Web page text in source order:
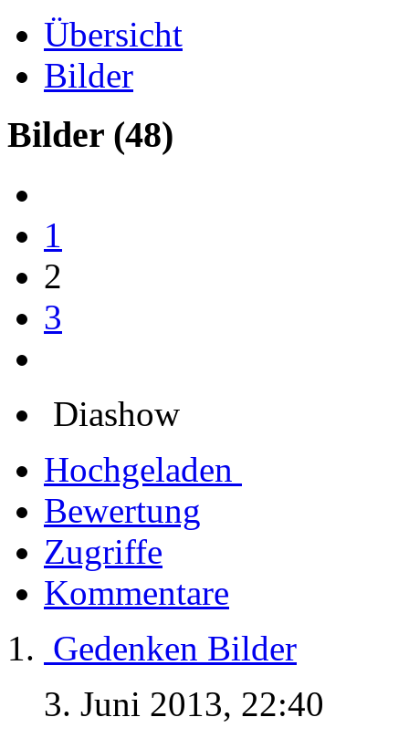
Übersicht
Bilder
Bilder (48)
1
2
3
Diashow
Hochgeladen
Bewertung
Zugriffe
Kommentare
Gedenken Bilder
3. Juni 2013, 22:40